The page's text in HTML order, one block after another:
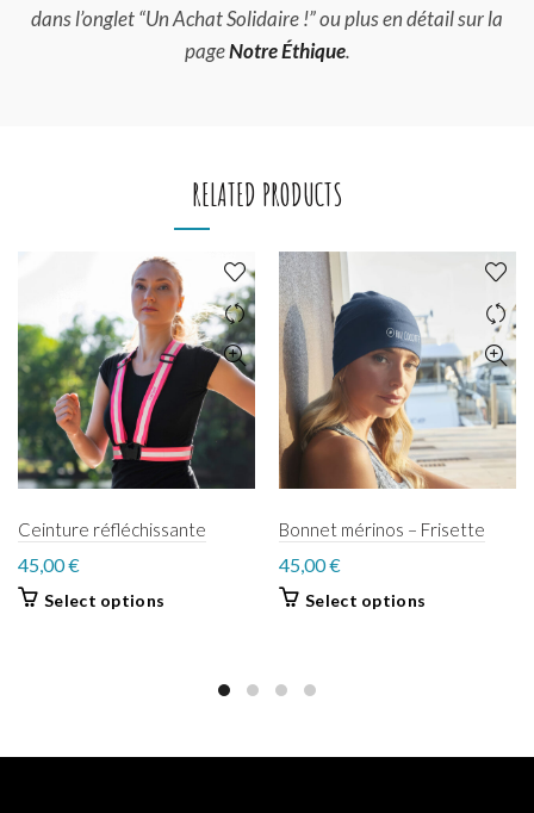
dans l’onglet “Un Achat Solidaire !” ou plus en détail sur la
pageNotre Éthique.
RELATED PRODUCTS
Ceinture réfléchissante
45,00€
Select options
Bonnet mérinos – Frisette
45,00€
Select options